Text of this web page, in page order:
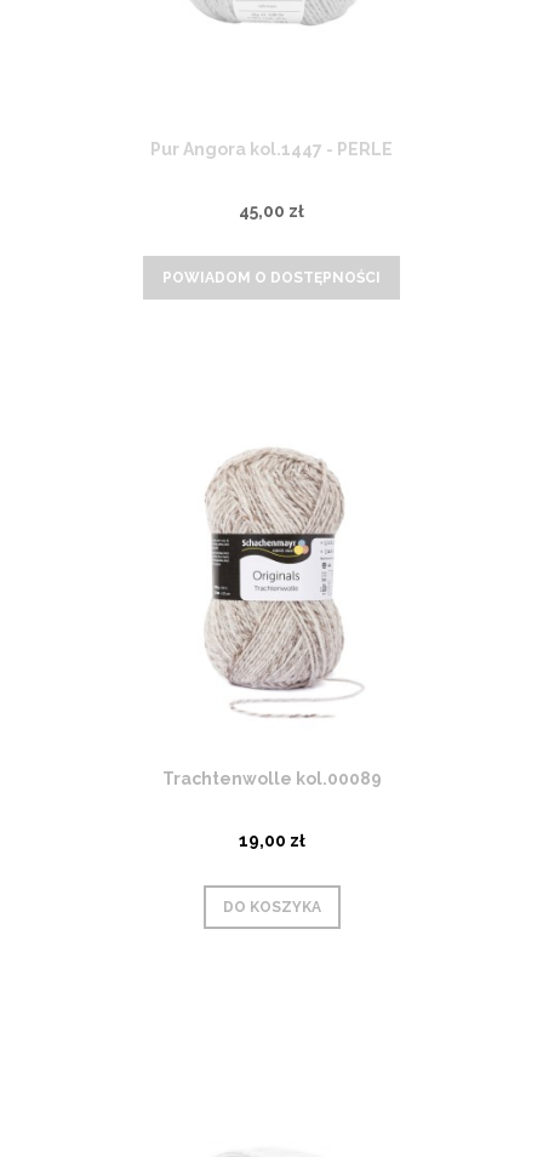
Pur Angora kol.1447 - PERLE
45,00 zł
POWIADOM O DOSTĘPNOŚCI
Trachtenwolle kol.00089
19,00 zł
DO KOSZYKA